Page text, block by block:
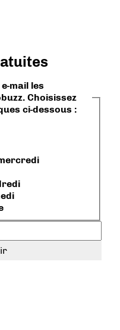
mail les
Choisissez
ci-dessous :